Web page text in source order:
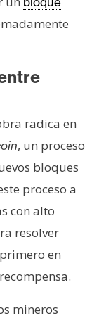
radica en
, un proceso
bloques
proceso a
con alto
resolver
en
mineros